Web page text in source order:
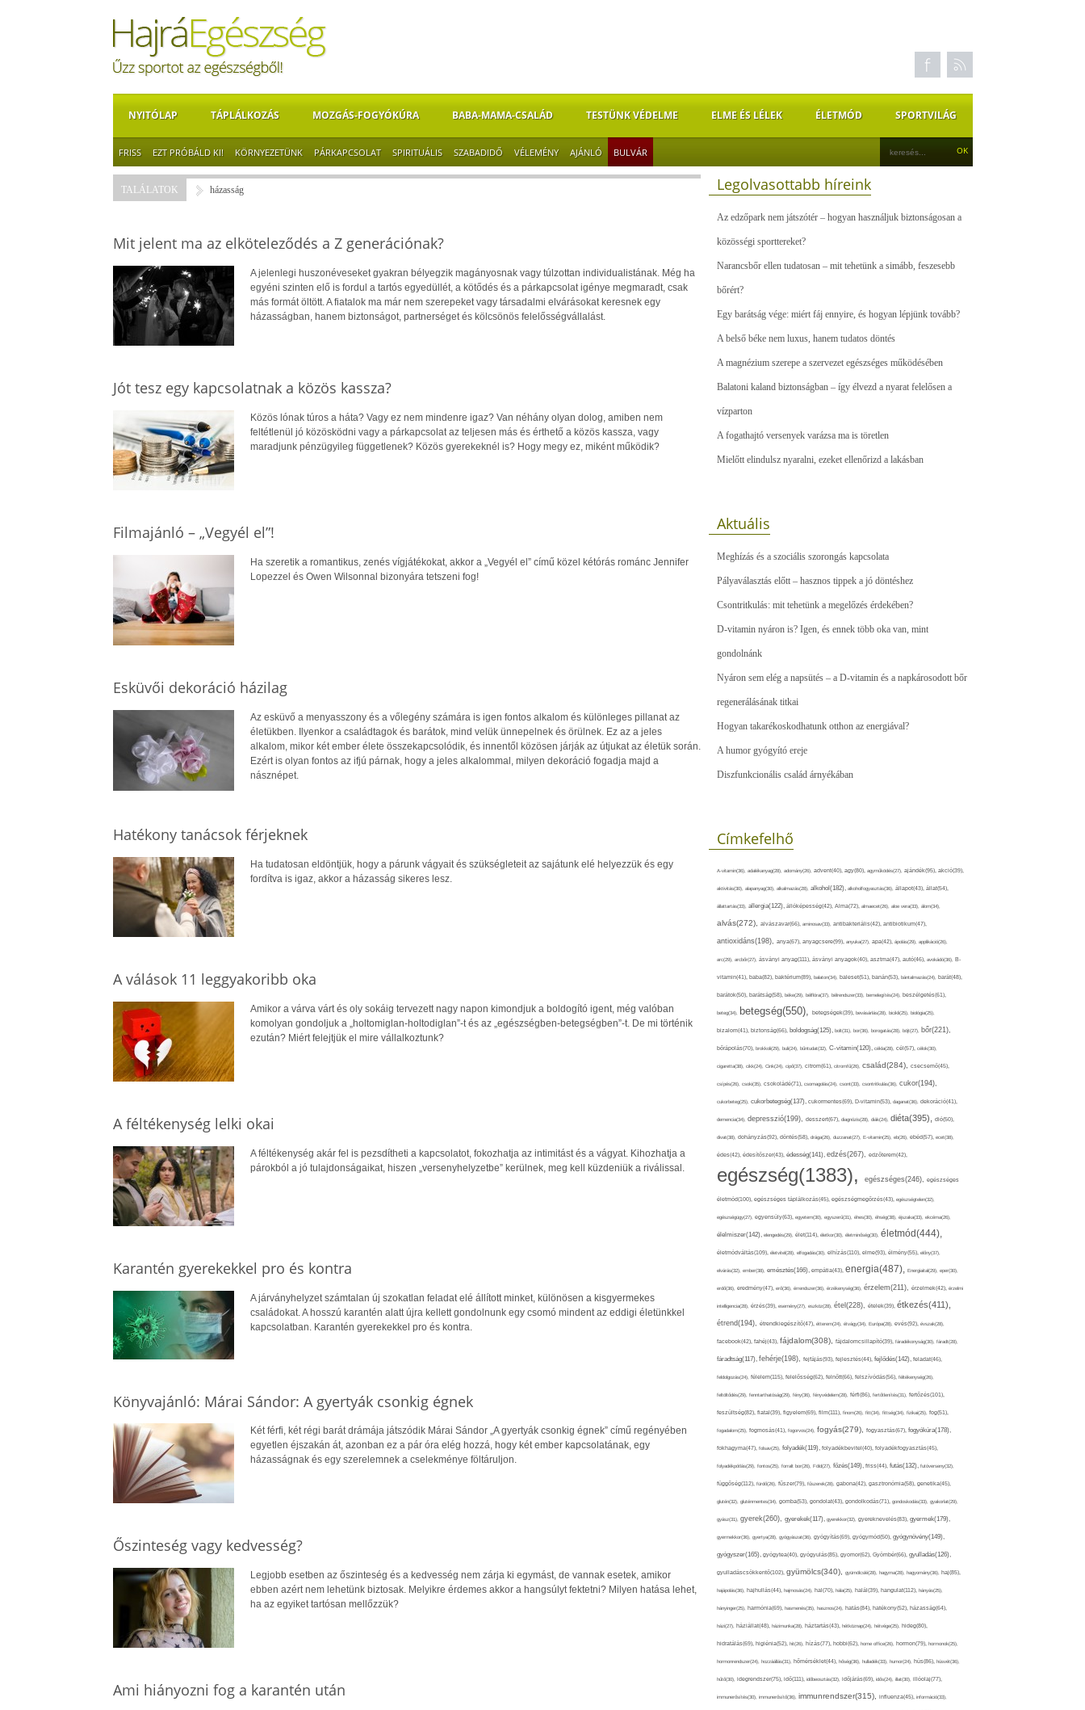
NYITÓLAP TÁPLÁLKOZÁS MOZGÁS-FOGYÓKÚRA BABA-MAMA-CSALÁD TESTÜNK VÉDELME ELME ÉS LÉLEK ÉLETMÓD SPORTVILÁG
FRISS EZT PRÓBÁLD KI! KÖRNYEZETÜNK PÁRKAPCSOLAT SPIRITUÁLIS SZABADIDŐ VÉLEMÉNY AJÁNLÓ BULVÁR
TALÁLATOK házasság
Mit jelent ma az elköteleződés a Z generációnak?
A jelenlegi huszonéveseket gyakran bélyegzik magányosnak vagy túlzottan individualistának. Még ha
egyéni szinten elő is fordul a tartós egyedüllét, a kötődés és a párkapcsolat igénye megmaradt, csak
más formát öltött. A fiatalok ma már nem szerepeket vagy társadalmi elvárásokat keresnek egy
házasságban, hanem biztonságot, partnerséget és kölcsönös felelősségvállalást.
Jót tesz egy kapcsolatnak a közös kassza?
Közös lónak túros a háta? Vagy ez nem mindenre igaz? Van néhány olyan dolog, amiben nem
feltétlenül jó közösködni vagy a párkapcsolat az teljesen más és érthető a közös kassza, vagy
maradjunk pénzügyileg függetlenek? Közös gyerekeknél is? Hogy megy ez, miként működik?
Filmajánló – „Vegyél el”!
Ha szeretik a romantikus, zenés vígjátékokat, akkor a „Vegyél el” című közel kétórás románc Jennifer
Lopezzel és Owen Wilsonnal bizonyára tetszeni fog!
Esküvői dekoráció házilag
Az esküvő a menyasszony és a vőlegény számára is igen fontos alkalom és különleges pillanat az
életükben. Ilyenkor a családtagok és barátok, mind velük ünnepelnek és örülnek. Ez az a jeles
alkalom, mikor két ember élete összekapcsolódik, és innentől közösen járják az útjukat az életük során.
Ezért is olyan fontos az ifjú párnak, hogy a jeles alkalommal, milyen dekoráció fogadja majd a
násznépet.
Hatékony tanácsok férjeknek
Ha tudatosan eldöntjük, hogy a párunk vágyait és szükségleteit az sajátunk elé helyezzük és egy
fordítva is igaz, akkor a házasság sikeres lesz.
A válások 11 leggyakoribb oka
Amikor a várva várt és oly sokáig tervezett nagy napon kimondjuk a boldogító igent, még valóban
komolyan gondoljuk a „holtomiglan-holtodiglan”-t és az „egészségben-betegségben”-t. De mi történik
ezután? Miért felejtjük el mire vállalkoztunk?
A féltékenység lelki okai
A féltékenység akár fel is pezsdítheti a kapcsolatot, fokozhatja az intimitást és a vágyat. Kihozhatja a
párokból a jó tulajdonságaikat, hiszen „versenyhelyzetbe” kerülnek, meg kell küzdeniük a riválissal.
Karantén gyerekekkel pro és kontra
A járványhelyzet számtalan új szokatlan feladat elé állított minket, különösen a kisgyermekes
családokat. A hosszú karantén alatt újra kellett gondolnunk egy csomó mindent az eddigi életünkkel
kapcsolatban. Karantén gyerekekkel pro és kontra.
Könyvajánló: Márai Sándor: A gyertyák csonkig égnek
Két férfi, két régi barát drámája játszódik Márai Sándor „A gyertyák csonkig égnek” című regényében
egyetlen éjszakán át, azonban ez a pár óra elég hozzá, hogy két ember kapcsolatának, egy
házasságnak és egy szerelemnek a cselekménye föltáruljon.
Őszinteség vagy kedvesség?
Legjobb esetben az őszinteség és a kedvesség nem zárja ki egymást, de vannak esetek, amikor
ebben azért nem lehetünk biztosak. Melyikre érdemes akkor a hangsúlyt fektetni? Milyen hatása lehet,
ha az egyiket tartósan mellőzzük?
Ami hiányozni fog a karantén után
Legolvasottabb híreink
Az edzőpark nem játszótér – hogyan használjuk biztonságosan a
közösségi sporttereket?
Narancsbőr ellen tudatosan – mit tehetünk a simább, feszesebb
bőrért?
Egy barátság vége: miért fáj ennyire, és hogyan lépjünk tovább?
A belső béke nem luxus, hanem tudatos döntés
A magnézium szerepe a szervezet egészséges működésében
Balatoni kaland biztonságban – így élvezd a nyarat felelősen a
vízparton
A fogathajtó versenyek varázsa ma is töretlen
Mielőtt elindulsz nyaralni, ezeket ellenőrizd a lakásban
Aktuális
Meghízás és a szociális szorongás kapcsolata
Pályaválasztás előtt – hasznos tippek a jó döntéshez
Csontritkulás: mit tehetünk a megelőzés érdekében?
D-vitamin nyáron is? Igen, és ennek több oka van, mint
gondolnánk
Nyáron sem elég a napsütés – a D-vitamin és a napkárosodott bőr
regenerálásának titkai
Hogyan takarékoskodhatunk otthon az energiával?
A humor gyógyító ereje
Diszfunkcionális család árnyékában
Címkefelhő
A-vitamin(36), adalékanyag(28), adomány(26), advent(40), agy(80), agyműködés(27), ajándék(95), akció(39),
aktivitás(30), alapanyag(30), alkalmazás(28), alkohol(182), alkoholfogyasztás(36), állapot(43), állat(54),
állattartás(33), allergia(122), állóképesség(42), Alma(72), almaecet(26), aloe vera(33), álom(34),
alvás(272), alvászavar(66), aminosav(33), antibakteriális(42), antibiotikum(47),
antioxidáns(198), anya(67), anyagcsere(99), anyuka(27), apa(42), ápolás(29), applikáció(26),
arc(29), arcbőr(27), ásványi anyag(111), ásványi anyagok(40), asztma(47), autó(46), avokádó(36), B-
vitamin(41), baba(82), baktérium(89), balaton(34), baleset(51), banán(53), bántalmazás(24), barát(48),
barátok(50), barátság(58), béke(29), bélflóra(37), bélrendszer(33), bemelegítés(24), beszélgetés(61),
beteg(34), betegség(550), betegségek(39), bevásárlás(28), bicikli(25), biológia(25),
bizalom(41), biztonság(66), boldogság(125), bolt(31), bor(36), borogatás(28), böjt(27), bőr(221),
bőrápolás(70), brokkoli(29), buli(24), bűntudat(32), C-vitamin(120), cékla(28), cél(57), célok(30),
cigaretta(38), cikk(24), Cink(24), cipő(37), citrom(61), citromfű(26), család(284), csecsemő(45),
csípés(26), csoki(35), csokoládé(71), csomagolás(24), csont(33), csontritkulás(36), cukor(194),
cukorbeteg(25), cukorbetegség(137), cukormentes(69), D-vitamin(53), daganat(36), dekoráció(41),
demencia(34), depresszió(199), desszert(67), diagnózis(28), diák(24), diéta(395), dió(50),
divat(38), dohányzás(92), döntés(58), drága(26), duzzanat(27), E-vitamin(25), eb(26), ebéd(57), ecet(38),
édes(42), édesítőszer(43), édesség(141), edzés(267), edzőterem(42),
egészség(1383), egészséges(246), egészséges
életmód(100), egészséges táplálkozás(45), egészségmegőrzés(43), egészségtelen(32),
egészségügy(27), egyensúly(63), egyetem(30), egyszerű(31), éhes(30), éhség(38), éjszaka(33), ekcéma(26),
élelmiszer(142), elengedés(29), élet(114), életkor(30), életminőség(30), életmód(444),
életmódváltás(109), életvitel(28), elfogadás(30), elhízás(110), elme(93), élmény(55), előny(37),
elvárás(32), ember(38), emésztés(166), empátia(43), energia(487), Energiaital(29), eper(30),
erdő(36), eredmény(47), erő(36), érrendszer(36), érzékenység(36), érzelem(211), érzelmek(42), érzelmi
intelligencia(28), érzés(39), esemény(27), eszköz(28), étel(228), ételek(39), étkezés(411),
étrend(194), étrendkiegészítő(47), étterem(24), étvágy(34), Európa(28), evés(92), évszak(28),
facebook(42), fahéj(43), fájdalom(308), fájdalomcsillapító(39), fáradékonyság(30), fáradt(28),
fáradtság(117), fehérje(198), fejfájás(93), fejlesztés(44), fejlődés(142), feladat(46),
feldolgozás(24), félelem(115), felelősség(62), felnőtt(66), felszívódás(56), féltékenység(26),
feltöltődés(29), fenntarthatóság(29), fény(36), fényvédelem(28), férfi(86), fertőtlenítés(31), fertőzés(101),
feszültség(82), fiatal(39), figyelem(69), film(111), finom(26), fitt(34), fittség(34), fizikai(25), fog(51),
fogadalom(25), fogmosás(41), fogorvos(24), fogyás(279), fogyasztás(67), fogyókúra(178),
fokhagyma(47), folsav(25), folyadék(119), folyadékbevitel(40), folyadékfogyasztás(45),
folyadékpótlás(29), fontos(25), forralt bor(26), Föld(27), főzés(149), friss(44), futás(132), futóverseny(32),
függőség(112), fürdő(26), fűszer(79), fűszerek(28), gabona(42), gasztronómia(58), genetika(45),
glutén(32), gluténmentes(34), gomba(53), gondolat(43), gondolkodás(71), gondoskodás(33), gyakorlat(29),
gyász(31), gyerek(260), gyerekek(117), gyerekkor(32), gyereknevelés(83), gyermek(179),
gyermekkor(36), gyertya(28), gyógyászat(36), gyógyítás(69), gyógymód(50), gyógynövény(149),
gyógyszer(165), gyógytea(40), gyógyulás(85), gyomor(62), Gyömbér(66), gyulladás(126),
gyulladáscsökkentő(102), gyümölcs(340), gyümölcslé(28), hagyma(28), hagyomány(36), haj(85),
hajápolás(36), hajhullás(44), hajmosás(24), hal(70), hála(25), halál(39), hangulat(112), hányás(25),
hányinger(25), harmónia(69), hasmenés(35), hasznos(24), hatás(84), hatékony(52), házasság(64),
házi(27), háziállat(48), házimunka(28), háztartás(43), hétköznap(24), hétvége(25), hideg(80),
hidratálás(69), higiénia(52), hit(26), hízás(77), hobbi(62), home office(26), hormon(79), hormonok(25),
hormonrendszer(24), hozzáállás(31), hőmérséklet(44), hőség(36), hulladék(33), humor(24), hús(86), húsvét(36),
hűtő(30), idegrendszer(75), idő(111), időbeosztás(32), időjárás(69), idős(24), illat(30), illóolaj(77),
immunerősítés(30), immunerősítő(36), immunrendszer(315), influenza(45), információ(33),